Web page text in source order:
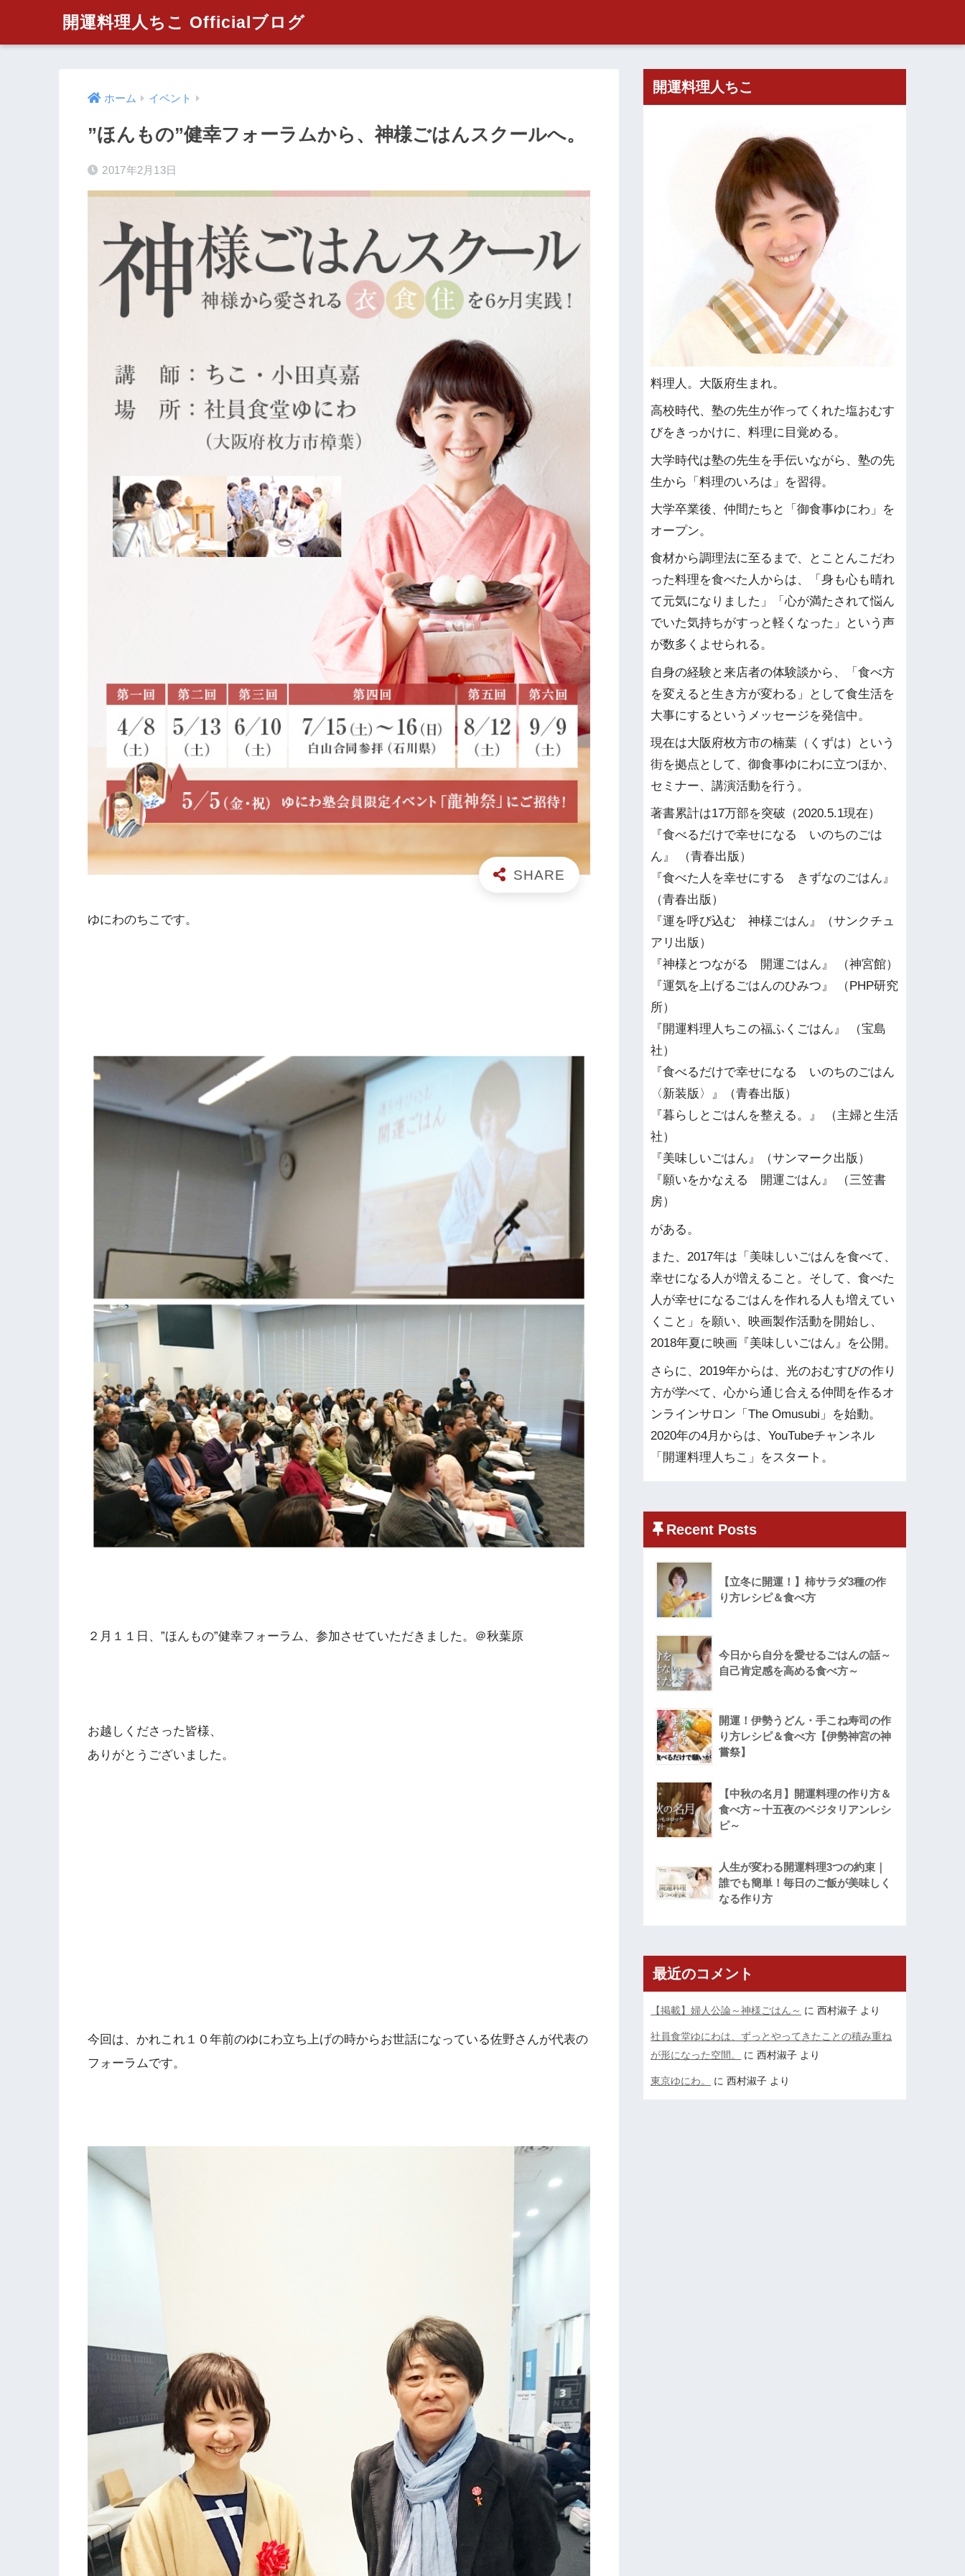
開運料理人ちこ Officialブログ
ホーム イベント
”ほんもの”健幸フォーラムから、神様ごはんスクールへ。
2017年2月13日
ゆにわのちこです。
２月１１日、”ほんもの”健幸フォーラム、参加させていただきました。＠秋葉原
お越しくださった皆様、
ありがとうございました。
今回は、かれこれ１０年前のゆにわ立ち上げの時からお世話になっている佐野さんが代表の
フォーラムです。
開運料理人ちこ
料理人。大阪府生まれ。
高校時代、塾の先生が作ってくれた塩おむす
びをきっかけに、料理に目覚める。
大学時代は塾の先生を手伝いながら、塾の先
生から「料理のいろは」を習得。
大学卒業後、仲間たちと「御食事ゆにわ」を
オープン。
食材から調理法に至るまで、とことんこだわ
った料理を食べた人からは、「身も心も晴れ
て元気になりました」「心が満たされて悩ん
でいた気持ちがすっと軽くなった」という声
が数多くよせられる。
自身の経験と来店者の体験談から、「食べ方
を変えると生き方が変わる」として食生活を
大事にするというメッセージを発信中。
現在は大阪府枚方市の楠葉（くずは）という
街を拠点として、御食事ゆにわに立つほか、
セミナー、講演活動を行う。
著書累計は17万部を突破（2020.5.1現在）
『食べるだけで幸せになる いのちのごは
ん』 （青春出版）
『食べた人を幸せにする きずなのごはん』
（青春出版）
『運を呼び込む 神様ごはん』（サンクチュ
アリ出版）
『神様とつながる 開運ごはん』 （神宮館）
『運気を上げるごはんのひみつ』 （PHP研究
所）
『開運料理人ちこの福ふくごはん』 （宝島
社）
『食べるだけで幸せになる いのちのごはん
〈新装版〉』（青春出版）
『暮らしとごはんを整える。』 （主婦と生活
社）
『美味しいごはん』（サンマーク出版）
『願いをかなえる 開運ごはん』 （三笠書
房）
がある。
また、2017年は「美味しいごはんを食べて、
幸せになる人が増えること。そして、食べた
人が幸せになるごはんを作れる人も増えてい
くこと」を願い、映画製作活動を開始し、
2018年夏に映画『美味しいごはん』を公開。
さらに、2019年からは、光のおむすびの作り
方が学べて、心から通じ合える仲間を作るオ
ンラインサロン「The Omusubi」を始動。
2020年の4月からは、YouTubeチャンネル
「開運料理人ちこ」をスタート。
Recent Posts
【立冬に開運！】柿サラダ3種の作
り方レシピ＆食べ方
今日から自分を愛せるごはんの話～
自己肯定感を高める食べ方～
開運！伊勢うどん・手こね寿司の作
り方レシピ＆食べ方【伊勢神宮の神
嘗祭】
【中秋の名月】開運料理の作り方＆
食べ方～十五夜のベジタリアンレシ
ピ～
人生が変わる開運料理3つの約束｜
誰でも簡単！毎日のご飯が美味しく
なる作り方
最近のコメント
【掲載】婦人公論～神様ごはん～ に西村淑子 より
社員食堂ゆにわは、ずっとやってきたことの積み重ね
が形になった空間。
に西村淑子 より
東京ゆにわ。 に西村淑子 より